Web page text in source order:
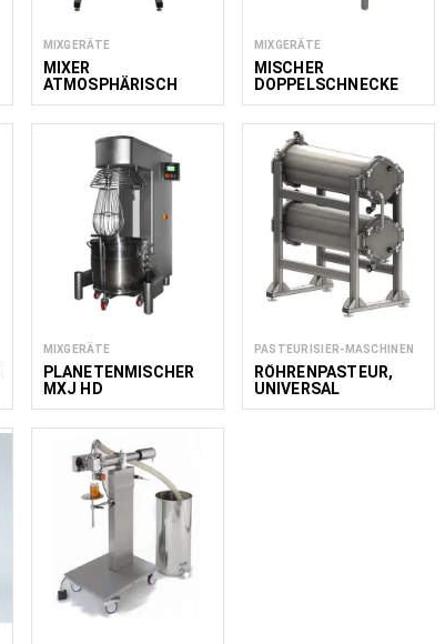
MIXGERÄTE
MIXER
ATMOSPHÄRISCH
MIXEMA MIXER 50
MIXGERÄTE
MISCHER
DOPPELSCHNECKE
MSH 540
MIXGERÄTE
PLANETENMISCHER
MXJ HD
PASTEURISIER-MASCHINEN
RÖHRENPASTEUR,
UNIVERSAL